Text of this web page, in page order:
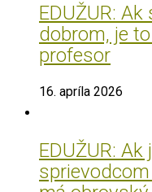
EDUŽUR:
dobrom, je
profesor
16. apríla 2026
EDUŽUR: